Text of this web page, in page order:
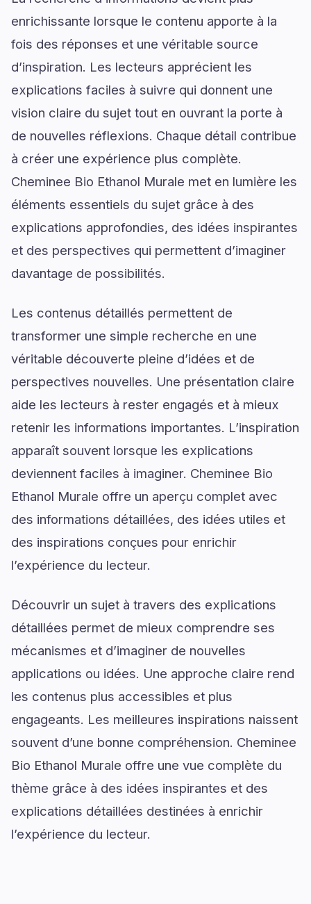
enrichissante lorsque le contenu apporte à la
fois des réponses et une véritable source
d’inspiration. Les lecteurs apprécient les
explications faciles à suivre qui donnent une
vision claire du sujet tout en ouvrant la porte à
de nouvelles réflexions. Chaque détail contribue
à créer une expérience plus complète.
Cheminee Bio Ethanol Murale met en lumière les
éléments essentiels du sujet grâce à des
explications approfondies, des idées inspirantes
et des perspectives qui permettent d’imaginer
davantage de possibilités.
Les contenus détaillés permettent de
transformer une simple recherche en une
véritable découverte pleine d’idées et de
perspectives nouvelles. Une présentation claire
aide les lecteurs à rester engagés et à mieux
retenir les informations importantes. L’inspiration
apparaît souvent lorsque les explications
deviennent faciles à imaginer. Cheminee Bio
Ethanol Murale offre un aperçu complet avec
des informations détaillées, des idées utiles et
des inspirations conçues pour enrichir
l’expérience du lecteur.
Découvrir un sujet à travers des explications
détaillées permet de mieux comprendre ses
mécanismes et d’imaginer de nouvelles
applications ou idées. Une approche claire rend
les contenus plus accessibles et plus
engageants. Les meilleures inspirations naissent
souvent d’une bonne compréhension. Cheminee
Bio Ethanol Murale offre une vue complète du
thème grâce à des idées inspirantes et des
explications détaillées destinées à enrichir
l’expérience du lecteur.